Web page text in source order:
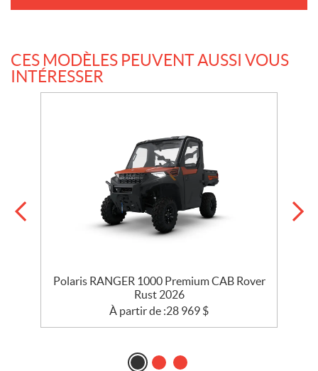
CES MODÈLES PEUVENT AUSSI VOUS
INTÉRESSER
Polaris RANGER 1000 Premium CAB Rover
Rust 2026
À partir de :28 969 $